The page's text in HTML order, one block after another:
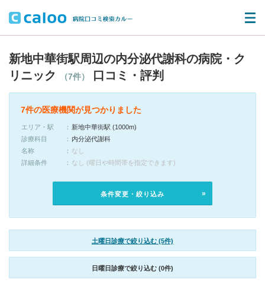
新地中華街駅周辺の内分泌代謝科の病院・ク
リニック
（7件） 口コミ・評判
7件の医療機関が見つかりました
エリア・駅
新地中華街駅 (1000m)
診療科目
内分泌代謝科
名称
なし
詳細条件
なし (曜日や時間帯を指定できます)
条件変更・絞り込み
土曜日診療で絞り込む (5件)
日曜日診療で絞り込む (0件)